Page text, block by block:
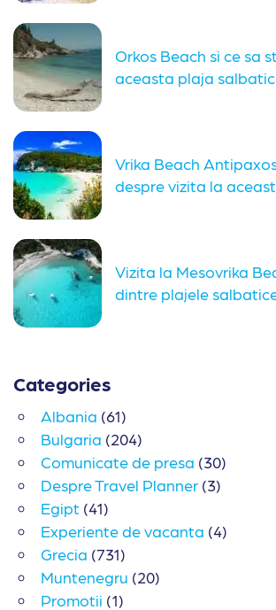
Orkos Beach si ce sa
aceasta plaja
Vrika Beach
despre vizita la
Vizita la Mesovrika
dintre plajele
Categories
Albania (61)
Bulgaria (204)
Comunicate de presa (30)
Despre Travel Planner (3)
Egipt (41)
Experiente de vacanta (4)
Grecia (731)
Muntenegru (20)
Promotii (1)